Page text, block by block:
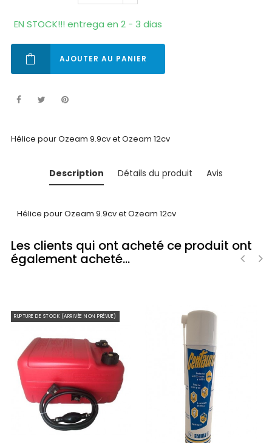
EN STOCK!!! entrega en 2 - 3 dias
AJOUTER AU PANIER
Hélice pour Ozeam 9.9cv et Ozeam 12cv
Description Détails du produit Avis
Hélice pour Ozeam 9.9cv et Ozeam 12cv
Les clients qui ont acheté ce produit ont
également acheté...
RUPTURE DE STOCK (ARRIVÉE NON PRÉVUE)